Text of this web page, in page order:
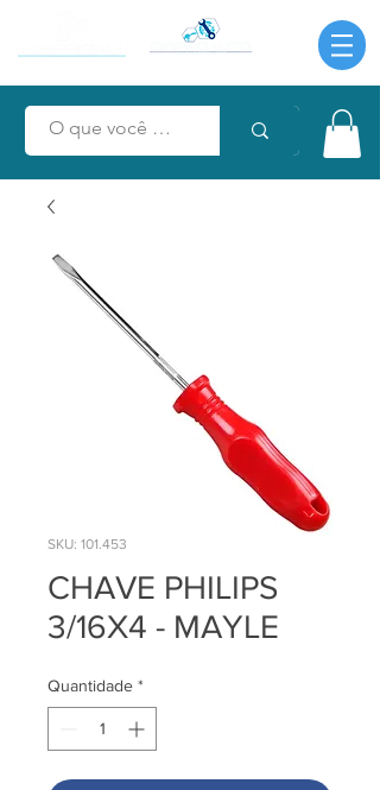
SKU: 101.453
CHAVE PHILIPS
3/16X4 - MAYLE
Quantidade *